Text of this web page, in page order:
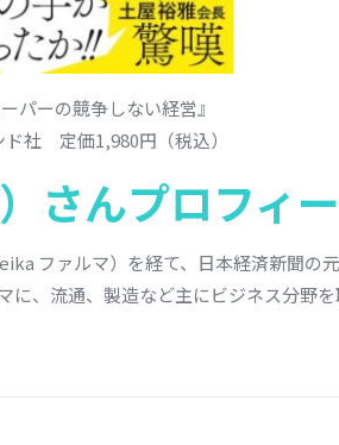
ーパーの競争しない経営』
ド社 定価1,980円（税込）
さんプロフィ
ファルマ）を経て、日本経済新聞の
に、流通、製造など主にビジネス分野